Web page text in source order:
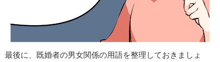
最後に、既婚者の男女関係の用語を整理しておきましょ